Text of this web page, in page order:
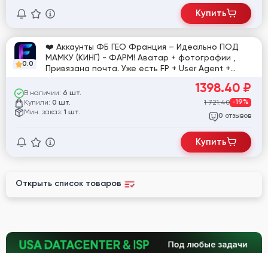
Купить
0.0
❤️ Аккаунты ФБ ГЕО Франция – Идеально ПОД
МАМКУ (КИНГ) - ФАРМ! Аватар + фотографии ,
Привязана почта. Уже есть FP + User Agent +
пикселем ФБ + Переход по предлагамой
рекламе в ленте ФБ. Что бы запускать рекламу
В наличии: 6 шт.
Купили: 0 шт.
Мин. заказ: 1 шт.
1398.40 ₽
1 721.40 -19%
0 отзывов
Купить
Открыть список товаров